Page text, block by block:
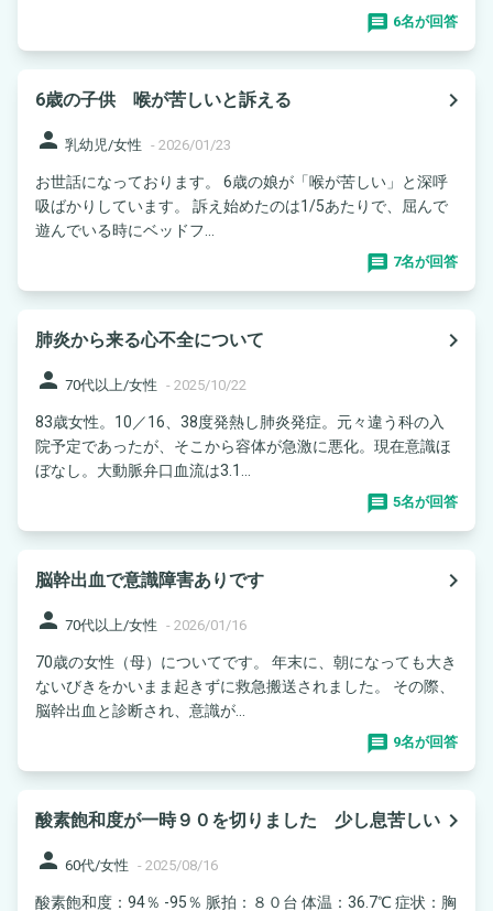
6名が回答
6歳の子供 喉が苦しいと訴える
navigate_next
person 乳幼児/女性 - 2026/01/23
お世話になっております。 6歳の娘が「喉が苦しい」と深呼
吸ばかりしています。 訴え始めたのは1/5あたりで、屈んで
遊んでいる時にベッドフ...
7名が回答
肺炎から来る心不全について
navigate_next
person 70代以上/女性 - 2025/10/22
83歳女性。10／16、38度発熱し肺炎発症。元々違う科の入
院予定であったが、そこから容体が急激に悪化。現在意識ほ
ぼなし。大動脈弁口血流は3.1...
5名が回答
脳幹出血で意識障害ありです
navigate_next
person 70代以上/女性 - 2026/01/16
70歳の女性（母）についてです。 年末に、朝になっても大き
ないびきをかいまま起きずに救急搬送されました。 その際、
脳幹出血と診断され、意識が...
9名が回答
酸素飽和度が一時９０を切りました 少し息苦しい navigate_next
person 60代/女性 - 2025/08/16
酸素飽和度：94％ -95％ 脈拍：８０台 体温：36.7℃ 症状：胸